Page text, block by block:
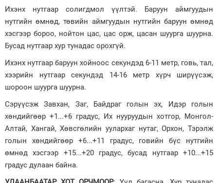
Ихэнх нутгаар солигдмол үүлтэй. Баруун аймгуудын
нутгийн өмнөд, төвийн аймгуудын нутгийн баруун өмнөд
хэсгээр бороо, нойтон цас, цас орж, цасан шуурга шуурна.
Бусад нутгаар хур тунадас орохгүй.
Ихэнх нутгаар баруун хойноос секундэд 6-11 метр, говь, тал,
хээрийн нутгаар секундэд 14-16 метр хүрч ширүүсэж,
шороон шуурга шуурна.
Сэрүүсэж Завхан, Заг, Байдраг голын эх, Идэр голын
хөндийгөөр +1...+6 градус, Их нууруудын хотгор, Монгол-
Алтай, Хангай, Хөвсгөлийн уулархаг нутаг, Орхон, Тэрэлж
голын хөндийгөөр +6...+11 градус, говийн бүс нутгийн
өмнөд хэсгээр +15...+20 градус, бусад нутгаар +10...+15
градус дулаан байна.